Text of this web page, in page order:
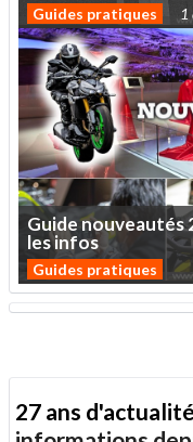
Guides pratiques 1
Guidenouveautés
lesinfos
Guides pratiques
27 ans